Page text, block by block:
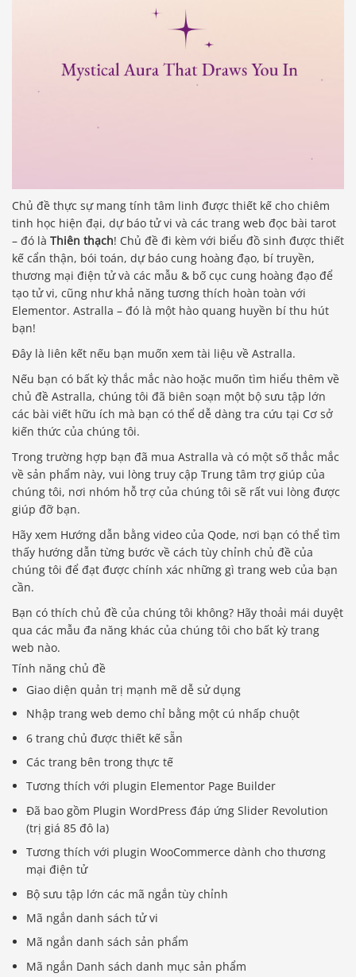
Chủ đề thực sự mang tính tâm linh được thiết kế cho chiêm
tinh học hiện đại, dự báo tử vi và các trang web đọc bài tarot
– đó là Thiên thạch! Chủ đề đi kèm với biểu đồ sinh được thiết
kế cẩn thận, bói toán, dự báo cung hoàng đạo, bí truyền,
thương mại điện tử và các mẫu & bố cục cung hoàng đạo để
tạo tử vi, cũng như khả năng tương thích hoàn toàn với
Elementor. Astralla – đó là một hào quang huyền bí thu hút
bạn!
Đây là liên kết nếu bạn muốn xem tài liệu về Astralla.
Nếu bạn có bất kỳ thắc mắc nào hoặc muốn tìm hiểu thêm về
chủ đề Astralla, chúng tôi đã biên soạn một bộ sưu tập lớn
các bài viết hữu ích mà bạn có thể dễ dàng tra cứu tại Cơ sở
kiến ​​thức của chúng tôi.
Trong trường hợp bạn đã mua Astralla và có một số thắc mắc
về sản phẩm này, vui lòng truy cập Trung tâm trợ giúp của
chúng tôi, nơi nhóm hỗ trợ của chúng tôi sẽ rất vui lòng được
giúp đỡ bạn.
Hãy xem Hướng dẫn bằng video của Qode, nơi bạn có thể tìm
thấy hướng dẫn từng bước về cách tùy chỉnh chủ đề của
chúng tôi để đạt được chính xác những gì trang web của bạn
cần.
Bạn có thích chủ đề của chúng tôi không? Hãy thoải mái duyệt
qua các mẫu đa năng khác của chúng tôi cho bất kỳ trang
web nào.
Tính năng chủ đề
Giao diện quản trị mạnh mẽ dễ sử dụng
Nhập trang web demo chỉ bằng một cú nhấp chuột
6 trang chủ được thiết kế sẵn
Các trang bên trong thực tế
Tương thích với plugin Elementor Page Builder
Đã bao gồm Plugin WordPress đáp ứng Slider Revolution
(trị giá 85 đô la)
Tương thích với plugin WooCommerce dành cho thương
mại điện tử
Bộ sưu tập lớn các mã ngắn tùy chỉnh
Mã ngắn danh sách tử vi
Mã ngắn danh sách sản phẩm
Mã ngắn Danh sách danh mục sản phẩm